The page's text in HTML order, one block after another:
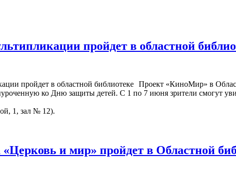
пройдет в областной
Проект «КиноМир» в
ко Дню защиты детей. С 1 по 7 июня зрители смогут
1, зал № 12).
и мир» пройдет в Областной